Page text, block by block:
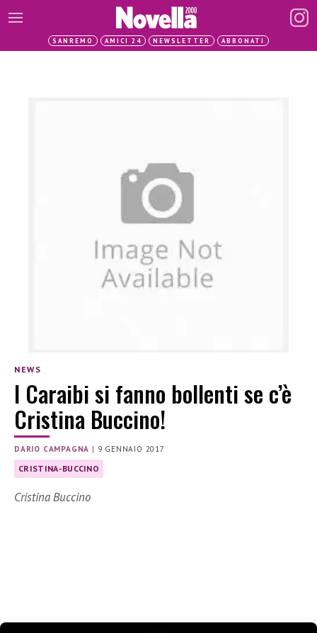
SANREMO AMICI 24 NEWSLETTER ABBONATI
NEWS
I Caraibi si fanno bollenti se c’è
Cristina Buccino!
DARIO CAMPAGNA | 9 GENNAIO 2017
CRISTINA-BUCCINO
Cristina Buccino